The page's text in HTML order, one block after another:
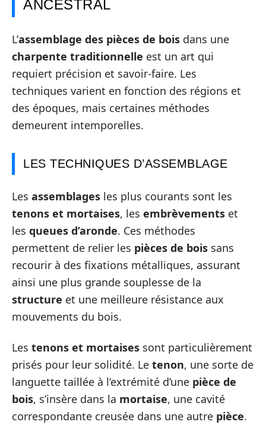
ANCESTRAL
L’assemblage des pièces de bois dans une
charpente traditionnelle est un art qui
requiert précision et savoir-faire. Les
techniques varient en fonction des régions et
des époques, mais certaines méthodes
demeurent intemporelles.
LES TECHNIQUES D’ASSEMBLAGE
Les assemblages les plus courants sont les
tenons et mortaises, les embrèvements et
les queues d’aronde. Ces méthodes
permettent de relier les pièces de bois sans
recourir à des fixations métalliques, assurant
ainsi une plus grande souplesse de la
structure et une meilleure résistance aux
mouvements du bois.
Les tenons et mortaises sont particulièrement
prisés pour leur solidité. Le tenon, une sorte de
languette taillée à l’extrémité d’une pièce de
bois, s’insère dans la mortaise, une cavité
correspondante creusée dans une autre pièce.